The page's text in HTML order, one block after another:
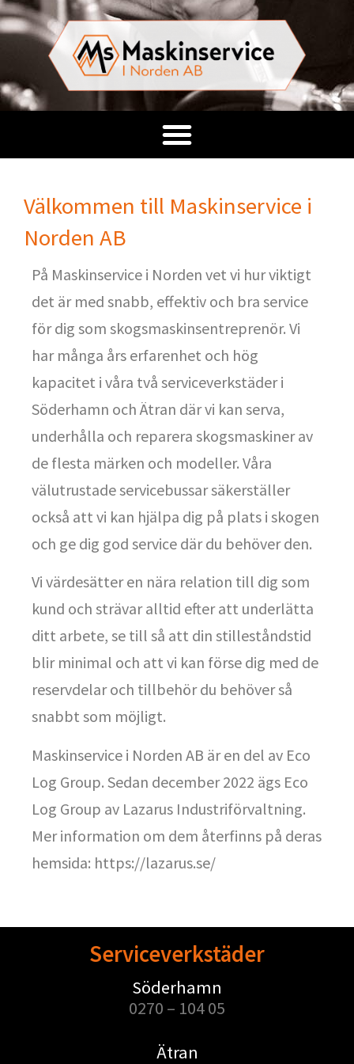
Välkommen till Maskinservice i
Norden AB
På Maskinservice i Norden vet vi hur viktigt
det är med snabb, effektiv och bra service
för dig som skogsmaskinsentreprenör. Vi
har många års erfarenhet och hög
kapacitet i våra två serviceverkstäder i
Söderhamn och Ätran där vi kan serva,
underhålla och reparera skogsmaskiner av
de flesta märken och modeller. Våra
välutrustade servicebussar säkerställer
också att vi kan hjälpa dig på plats i skogen
och ge dig god service där du behöver den.
Vi värdesätter en nära relation till dig som
kund och strävar alltid efter att underlätta
ditt arbete, se till så att din stilleståndstid
blir minimal och att vi kan förse dig med de
reservdelar och tillbehör du behöver så
snabbt som möjligt.
Maskinservice i Norden AB är en del av Eco
Log Group. Sedan december 2022 ägs Eco
Log Group av Lazarus Industriförvaltning.
Mer information om dem återfinns på deras
hemsida: https://lazarus.se/
Serviceverkstäder
Söderhamn
0270 – 104 05
Ätran